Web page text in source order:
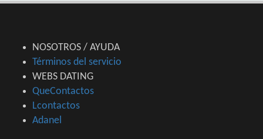
NOSOTROS / AYUDA
Términos del servicio
WEBS DATING
QueContactos
Lcontactos
Adanel